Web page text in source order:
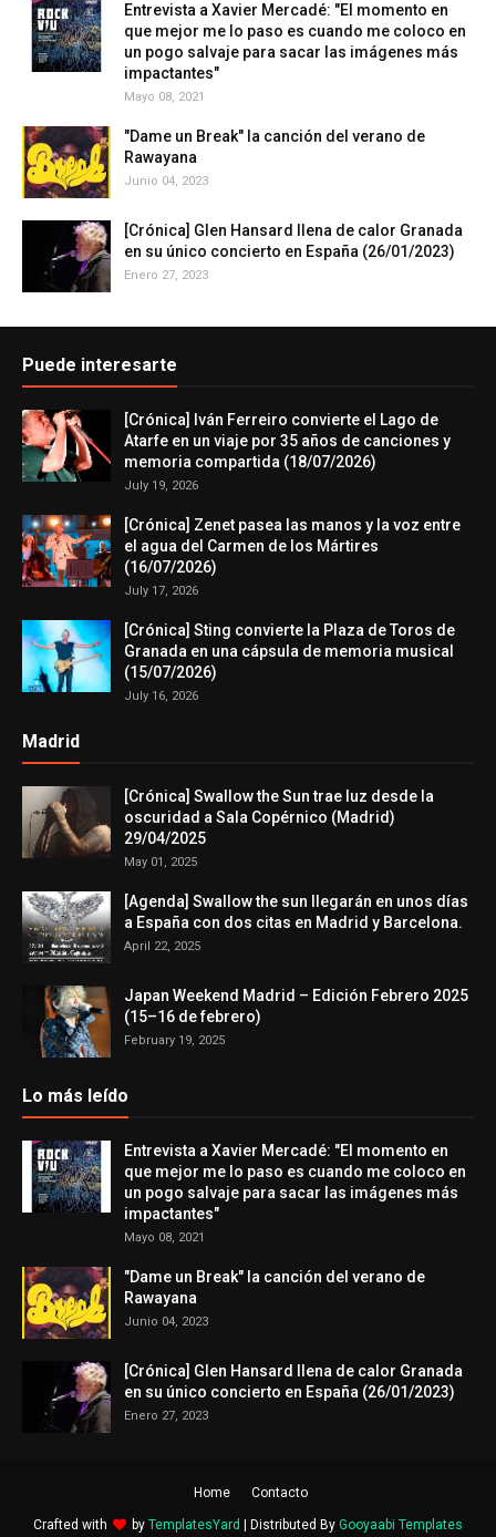
Entrevista a Xavier Mercadé: "El momento en
que mejor me lo paso es cuando me coloco en
un pogo salvaje para sacar las imágenes más
impactantes"
Mayo 08, 2021
"Dame un Break" la canción del verano de
Rawayana
Junio 04, 2023
[Crónica] Glen Hansard llena de calor Granada
en su único concierto en España (26/01/2023)
Enero 27, 2023
Puede interesarte
[Crónica] Iván Ferreiro convierte el Lago de
Atarfe en un viaje por 35 años de canciones y
memoria compartida (18/07/2026)
July 19, 2026
[Crónica] Zenet pasea las manos y la voz entre
el agua del Carmen de los Mártires
(16/07/2026)
July 17, 2026
[Crónica] Sting convierte la Plaza de Toros de
Granada en una cápsula de memoria musical
(15/07/2026)
July 16, 2026
Madrid
[Crónica] Swallow the Sun trae luz desde la
oscuridad a Sala Copérnico (Madrid)
29/04/2025
May 01, 2025
[Agenda] Swallow the sun llegarán en unos días
a España con dos citas en Madrid y Barcelona.
April 22, 2025
Japan Weekend Madrid – Edición Febrero 2025
(15–16 de febrero)
February 19, 2025
Lo más leído
Entrevista a Xavier Mercadé: "El momento en
que mejor me lo paso es cuando me coloco en
un pogo salvaje para sacar las imágenes más
impactantes"
Mayo 08, 2021
"Dame un Break" la canción del verano de
Rawayana
Junio 04, 2023
[Crónica] Glen Hansard llena de calor Granada
en su único concierto en España (26/01/2023)
Enero 27, 2023
Home Contacto
Crafted with by TemplatesYard | Distributed By Gooyaabi Templates